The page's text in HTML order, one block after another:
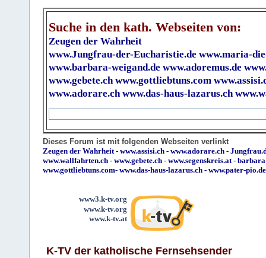
Suche in den kath. Webseiten von:
Zeugen der Wahrheit
www.Jungfrau-der-Eucharistie.de www.maria-
www.barbara-weigand.de www.adoremus.de
www.gebete.ch www.gottliebtuns.com
www.adorare.ch www.das-haus-lazarus.ch
Dieses Forum ist mit folgenden Webseiten verlinkt
Zeugen der Wahrheit - www.assisi.ch - www.adorare.ch -
www.wallfahrten.ch - www.gebete.ch - www.segenskreis.at -
www.gottliebtuns.com- www.das-haus-lazarus.ch - www.pater-pio.de
www3.k-tv.org
www.k-tv.org
www.k-tv.at
K-TV der katholische Fernsehsender